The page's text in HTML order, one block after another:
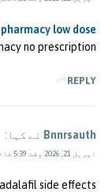
pharmacy low dose
no prescription
REPLY
Bnnrsauth نے کہا:
اپریل 21, 2026 وقت 5:39 شام
side effects